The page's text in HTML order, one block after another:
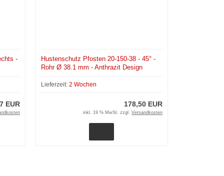
-
EUR
Hustenschutz Pfosten 20-150-38 - 45° -
Rohr Ø 38.1 mm - Anthrazit Design
Lieferzeit: 2 Wochen
178,50 EUR
inkl. 19 % MwSt. zzgl. Versandkosten